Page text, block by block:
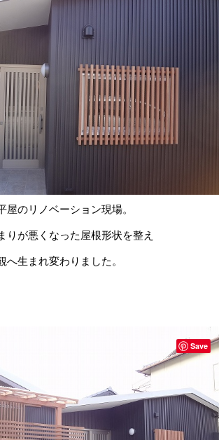
屋のリノベーション現場。
りが悪くなった屋根形状を整え
へ生まれ変わりました。
Save